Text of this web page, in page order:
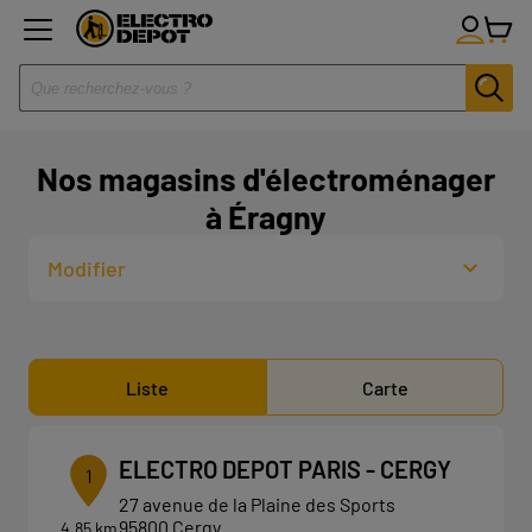
Nos magasins d'électroménager
à Éragny
Modifier
Liste Carte
1
4.85 km
ELECTRO DEPOT PARIS - CERGY
27 avenue de la Plaine des Sports
95800 Cergy